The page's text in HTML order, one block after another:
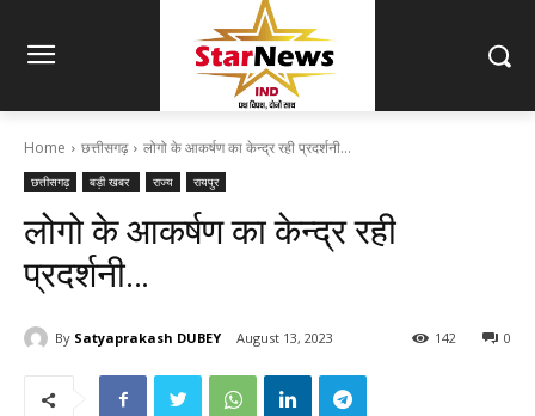
Home छत्तीसगढ़ लोगो के आकर्षण का केन्द्र रही प्रदर्शनी…
छत्तीसगढ़ बड़ी खबर राज्य रायपुर
लोगो के आकर्षण का केन्द्र रही
प्रदर्शनी…
By Satyaprakash DUBEY August 13, 2023 0
142